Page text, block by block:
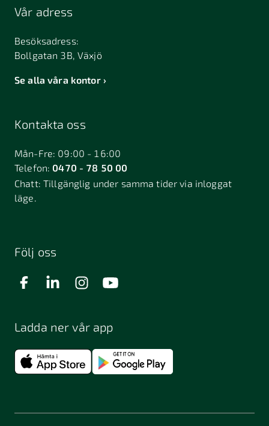
Vår adress
Besöksadress:
Bollgatan 3B, Växjö
Se alla våra kontor
Kontakta oss
Mån-Fre: 09:00 - 16:00
Telefon:0470 - 78 50 00
Chatt:Tillgänglig under samma tider via inloggat
läge.
Följ oss
Ladda ner vår app